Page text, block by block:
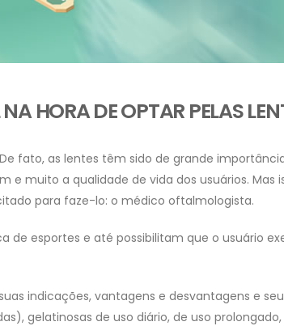
HORA DE OPTAR PELAS
fato, as lentes têm sido de grande
muito a qualidade de vida dos usuários. Mas
para faze-lo: o médico oftalmologista.
esportes e até possibilitam que o usuário
indicações, vantagens e desvantagens e
gelatinosas de uso diário, de uso